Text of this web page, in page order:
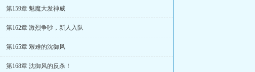
第159章 魅魔大发神威
第162章 激烈争吵，新人入队
第165章 艰难的沈御风
第168章 沈御风的反杀！